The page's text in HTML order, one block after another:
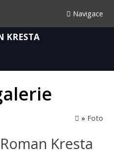
Navigace
KRESTA
» Foto
Kresta